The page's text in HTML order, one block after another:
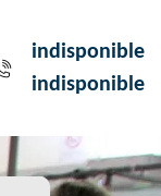
indisponible
indisponible